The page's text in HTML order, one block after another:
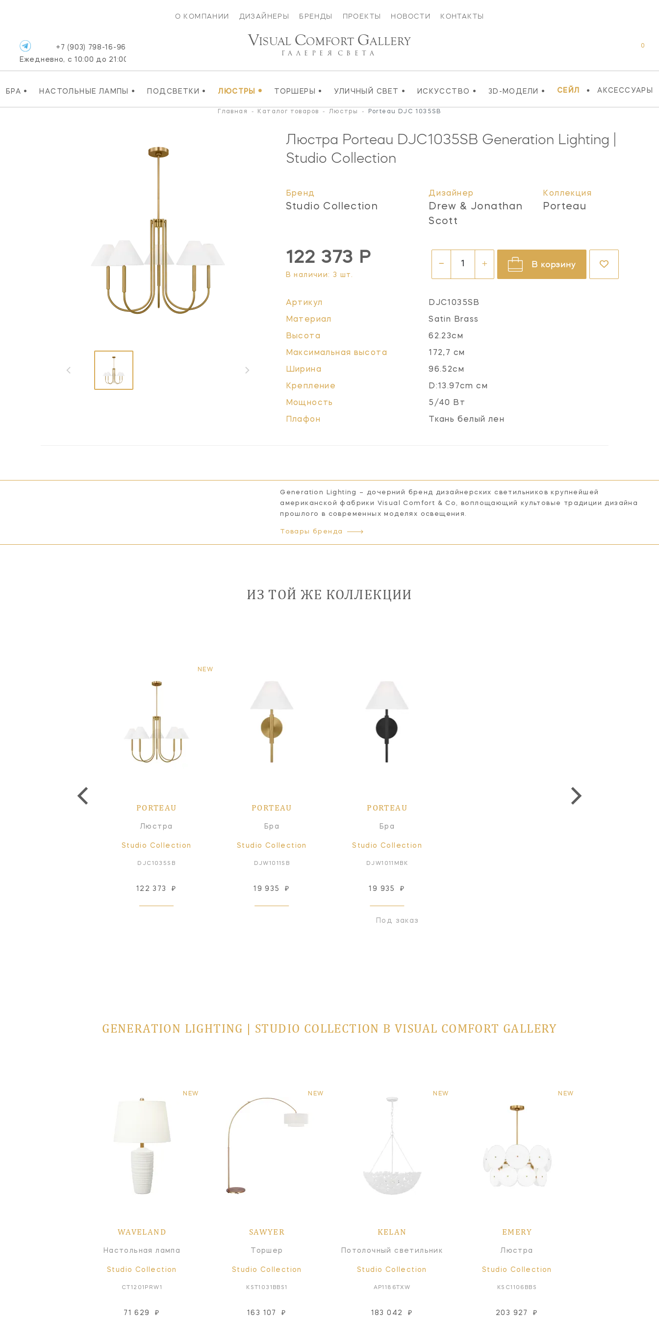
О КОМПАНИИ ДИЗАЙНЕРЫ БРЕНДЫ ПРОЕКТЫ НОВОСТИ КОНТАКТЫ
БРА • НАСТОЛЬНЫЕ ЛАМПЫ • ПОДСВЕТКИ • ЛЮСТРЫ • ТОРШЕРЫ • УЛИЧНЫЙ СВЕТ • ИСКУССТВО • 3D-МОДЕЛИ • СЕЙЛ • АКСЕССУАРЫ
+7 (903) 798-16-96
Ежедневно, с 10:00 до 21:00
0
VISUAL COMFORT GALLERY
ГАЛЕРЕЯ СВЕТА
Главная - Каталог товаров - Люстры - Porteau DJC 1035SB
Люстра Porteau DJC1035SB Generation Lighting |
Studio Collection
Бренд
Studio Collection
Дизайнер
Drew & Jonathan
Scott
Коллекция
Porteau
122 373 Р
В наличии: 3 шт.
В корзину
Артикул DJC1035SB
Материал Satin Brass
Высота 62.23см
Максимальная высота 172,7 см
Ширина 96.52см
Крепление D:13.97cm см
Мощность 5/40 Вт
Плафон Ткань белый лен
Generation Lighting – дочерний бренд дизайнерских светильников крупнейшей
американской фабрики Visual Comfort & Co, воплощающий культовые традиции дизайна
прошлого в современных моделях освещения.
Товары бренда
ИЗ ТОЙ ЖЕ КОЛЛЕКЦИИ
NEW
PORTEAU
Люстра
Studio Collection
DJC1035SB
122 373 ₽
PORTEAU
Бра
Studio Collection
DJW1011SB
19 935 ₽
PORTEAU
Бра
Studio Collection
DJW1011MBK
19 935 ₽
Под заказ
GENERATION LIGHTING | STUDIO COLLECTION В VISUAL COMFORT GALLERY
NEW
WAVELAND
Настольная лампа
Studio Collection
CT1201PRW1
71 629 ₽
NEW
SAWYER
Торшер
Studio Collection
KST1031BBS1
163 107 ₽
NEW
KELAN
Потолочный светильник
Studio Collection
AP1186TXW
183 042 ₽
NEW
EMERY
Люстра
Studio Collection
KSC1106BBS
203 927 ₽